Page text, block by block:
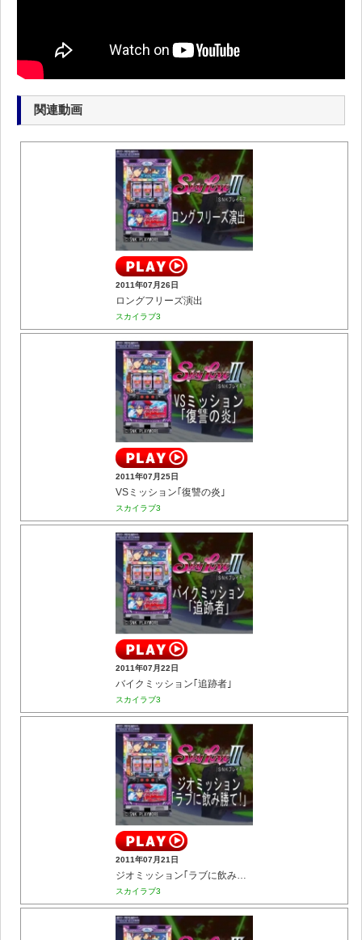
関連動画
2011年07月26日
ロングフリーズ演出
スカイラブ3
2011年07月25日
VSミッション｢復讐の炎｣
スカイラブ3
2011年07月22日
バイクミッション｢追跡者｣
スカイラブ3
2011年07月21日
ジオミッション｢ラブに飲み勝て!｣
スカイラブ3